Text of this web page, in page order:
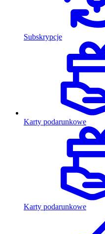
Subskrypcje
Karty podarunkowe
Karty podarunkowe